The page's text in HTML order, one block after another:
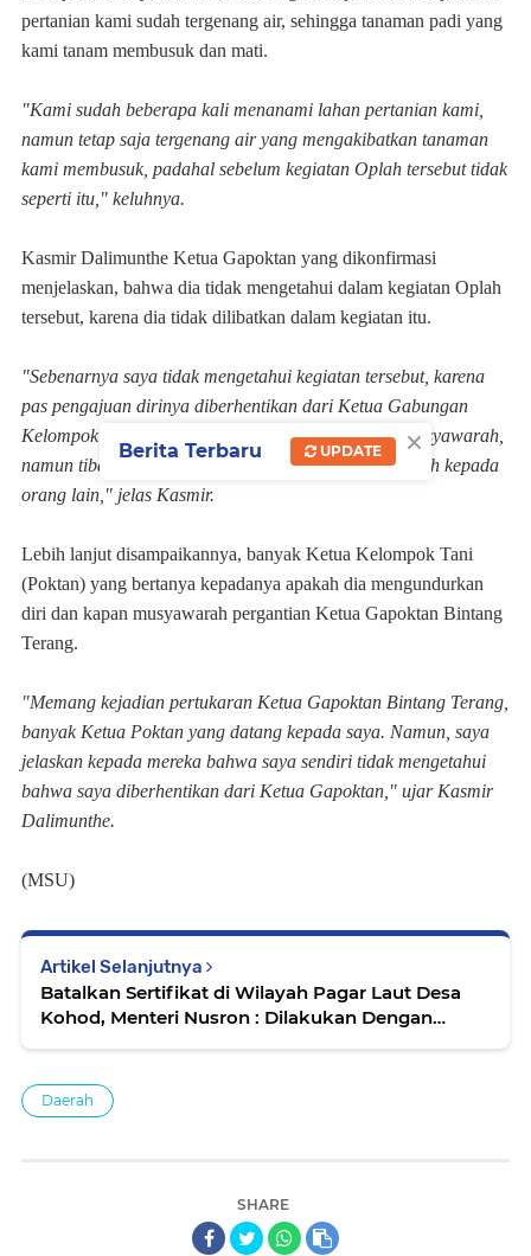
pertanian kami sudah tergenang air, sehingga tanaman padi yang
kami tanam membusuk dan mati.
"Kami sudah beberapa kali menanami lahan pertanian kami,
namun tetap saja tergenang air yang mengakibatkan tanaman
kami membusuk, padahal sebelum kegiatan Oplah tersebut tidak
seperti itu," keluhnya.
Kasmir Dalimunthe Ketua Gapoktan yang dikonfirmasi
menjelaskan, bahwa dia tidak mengetahui dalam kegiatan Oplah
tersebut, karena dia tidak dilibatkan dalam kegiatan itu.
"Sebenarnya saya tidak mengetahui kegiatan tersebut, karena
pas pengajuan dirinya diberhentikan dari Ketua Gabungan
Kelompok Tani (Gapoktan) Bintang Terang tanpa musyawarah,
namun tiba-tiba jabatan Ketua Gapoktan sudah beralih kepada
orang lain," jelas Kasmir.
Lebih lanjut disampaikannya, banyak Ketua Kelompok Tani
(Poktan) yang bertanya kepadanya apakah dia mengundurkan
diri dan kapan musyawarah pergantian Ketua Gapoktan Bintang
Terang.
"Memang kejadian pertukaran Ketua Gapoktan Bintang Terang,
banyak Ketua Poktan yang datang kepada saya. Namun, saya
jelaskan kepada mereka bahwa saya sendiri tidak mengetahui
bahwa saya diberhentikan dari Ketua Gapoktan," ujar Kasmir
Dalimunthe.
(MSU)
Artikel Selanjutnya
Batalkan Sertifikat di Wilayah Pagar Laut Desa
Kohod, Menteri Nusron : Dilakukan Dengan
Daerah
SHARE
×
Berita Terbaru UPDATE